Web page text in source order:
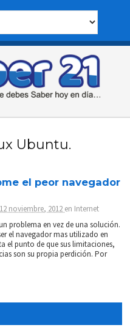
Ubuntu.
el peor navegador
12 noviembre, 2012 en Internet
problema en vez de una solución.
el navegador mas utilizado en
el punto de que sus limitaciones,
son su propia perdición. Por